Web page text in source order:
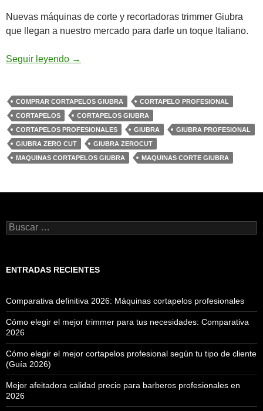
Nuevas máquinas de corte y recortadoras trimmer Giubra
que llegan a nuestro mercado para darle un toque Italiano.
Seguir leyendo Máquinas Cortapelos Giubra Novedades
→
COMPRAR CORTAPELOS GIUBRA
CORTAPELO PROFESIONAL
CORTAPELOS
CORTAPELOS GIUBRA
CORTAPELOS PROFESIONALES
GIUBRA
GIUBRA PROFESIONAL
GIUBRA ZERO CUT
GIUBRA ZEROCUT
MAQUINAS CORTAPELOS GIUBRA
MAQUINAS CORTE GIUBRA
Buscar:
ENTRADAS RECIENTES
Comparativa definitiva 2026: Máquinas cortapelos profesionales
Cómo elegir el mejor trimmer para tus necesidades: Comparativa
2026
Cómo elegir el mejor cortapelos profesional según tu tipo de cliente
(Guía 2026)
Mejor afeitadora calidad precio para barberos profesionales en
2026